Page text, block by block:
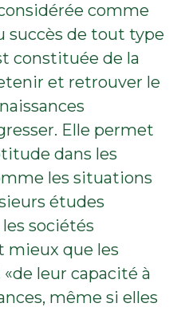
comme
succès de tout type
constituée de la
et retrouver le
Elle permet
dans les
les situations
études
sociétés
mieux que les
leur capacité à
même si elles